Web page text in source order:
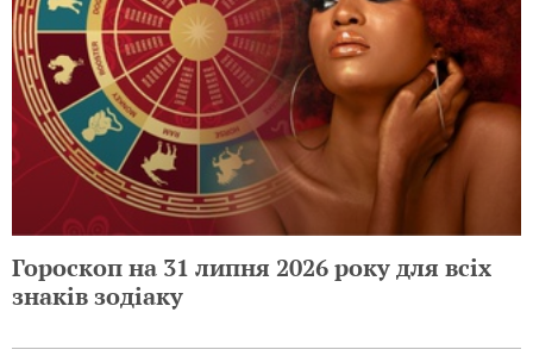
Гороскоп на 31 липня 2026 року для всіх
знаків зодіаку